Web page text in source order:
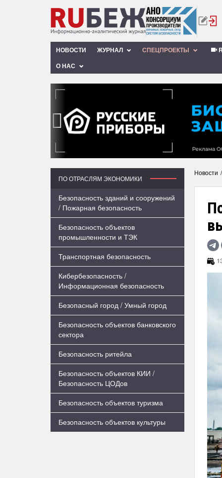
НОВОСТИ ЖУРНАЛ СПЕЦПРОЕКТЫ
О НАС
‹
ПО ОТРАСЛЯМ ЭКОНОМИКИ
Безопасность зданий и сооружений
/ Пожарная безопасность
Безопасность объектов
промышленности и ТЭК
Транспортная безопасность
Кибербезопасность /
Информационная безопасность
Безопасный город / Умный город
Безопасность объектов банковского
сектора
Безопасность ритейла
Безопасность объектов КИИ /
Безопасность ЦОДов
Безопасность объектов туризма
Безопасность объектов культуры
Новости